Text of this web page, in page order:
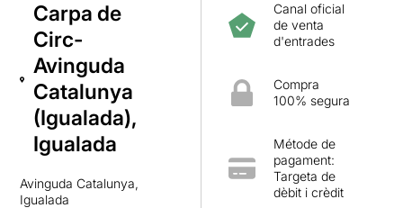
Carpa de
Circ-
Avinguda
Catalunya
(Igualada),
Igualada
Avinguda Catalunya,
Igualada
Canal oficial
de venta
d'entrades
Compra
100% segura
Métode de
pagament:
Targeta de
dèbit i crèdit